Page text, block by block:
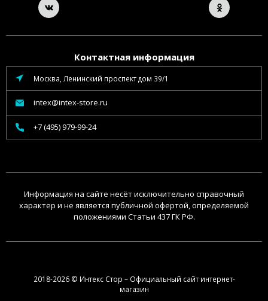
Контактная информация
Москва, Ленинский проспект дом 39/1
intex@intex-store.ru
+7 (495) 979-99-24
Информация на сайте несёт исключительно справочный
характер и не является публичной офертой, определяемой
положениями Статьи 437 ГК РФ.
2018-2026 © Интекс Стор – Официальный сайт интернет-
магазин